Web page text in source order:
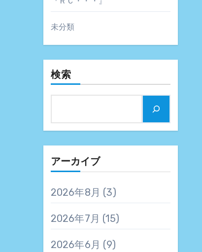
未分類
検索
アーカイブ
2026年8月 (3)
2026年7月 (15)
2026年6月 (9)